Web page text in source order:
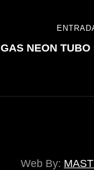
GAS NEON TUBO
Web By: